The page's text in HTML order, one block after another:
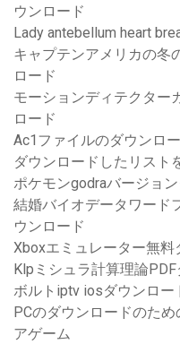
ウンロード
Lady antebellum heart
キャプテンアメリカの冬
ロード
モーションディテクター
ロード
Ac1ファイルのダウンロ
ダウンロードしたリスト
ポケモンgodraバージョ
結婚バイオデータワード
ウンロード
Xboxエミュレーター無
Klpミシュラ計算理論
ボルトiptv iosダウンロー
PCのダウンロードのた
アゲーム